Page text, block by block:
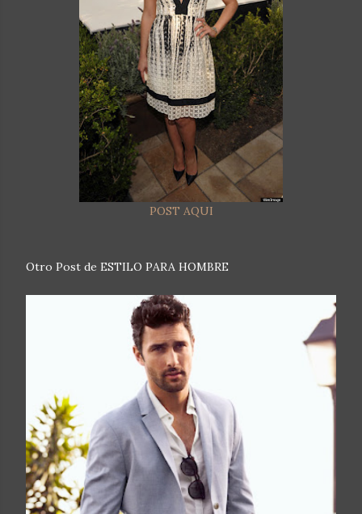
POST AQUI
Otro Post de ESTILO PARA HOMBRE